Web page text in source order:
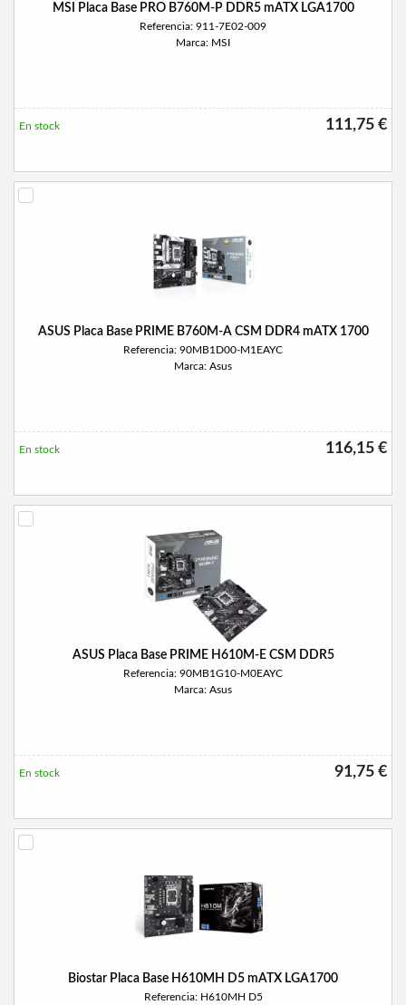
MSI Placa Base PRO B760M-P DDR5 mATX LGA1700
Referencia: 911-7E02-009
Marca: MSI
111,75 €
En stock
ASUS Placa Base PRIME B760M-A CSM DDR4 mATX 1700
Referencia: 90MB1D00-M1EAYC
Marca: Asus
116,15 €
En stock
ASUS Placa Base PRIME H610M-E CSM DDR5
Referencia: 90MB1G10-M0EAYC
Marca: Asus
91,75 €
En stock
Biostar Placa Base H610MH D5 mATX LGA1700
Referencia: H610MH D5